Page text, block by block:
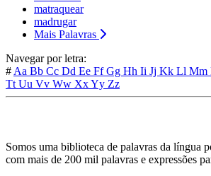
matraquear
madrugar
Mais Palavras
Navegar por letra:
# Aa Bb Cc Dd Ee FfGg Hh Ii Jj Kk Ll Mm
Tt Uu Vv Ww XxYy Zz
Somos uma biblioteca de palavras da língua
com mais de 200 mil palavras e expressões